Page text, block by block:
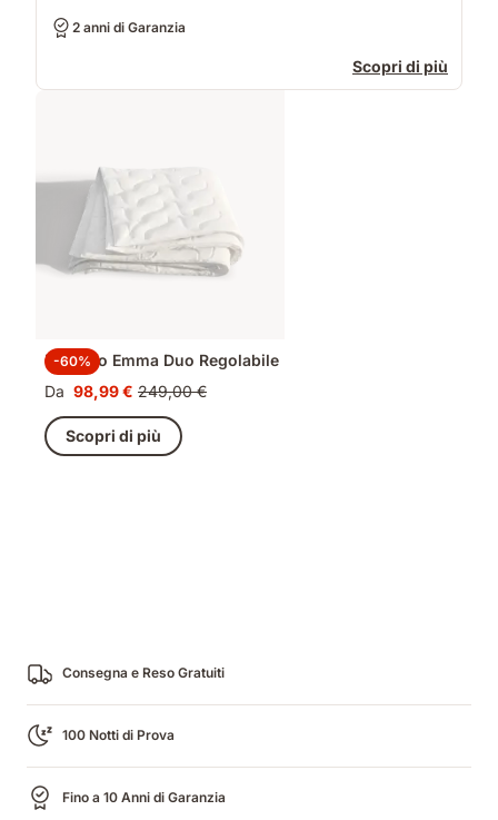
2 anni di Garanzia
Scopri di più
-60%
Piumino Emma Duo Regolabile
Da Prezzo
98,99 €
98,99 € Prezzo
originale
249,00 €
249,00 €
Scopri di più
Consegna e Reso Gratuiti
100 Notti di Prova
Fino a 10 Anni di Garanzia